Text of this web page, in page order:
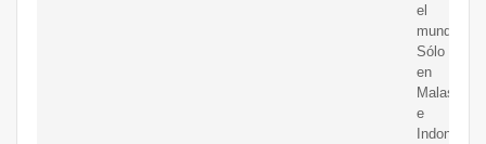
el
mundo.
Sólo
en
Malasia
e
Indonesia,